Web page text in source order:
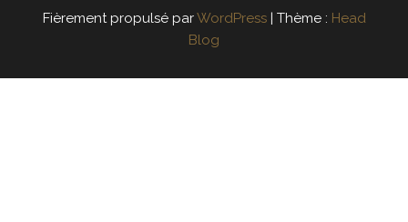
Fièrement propulsé parWordPress Thème : Head
Blog